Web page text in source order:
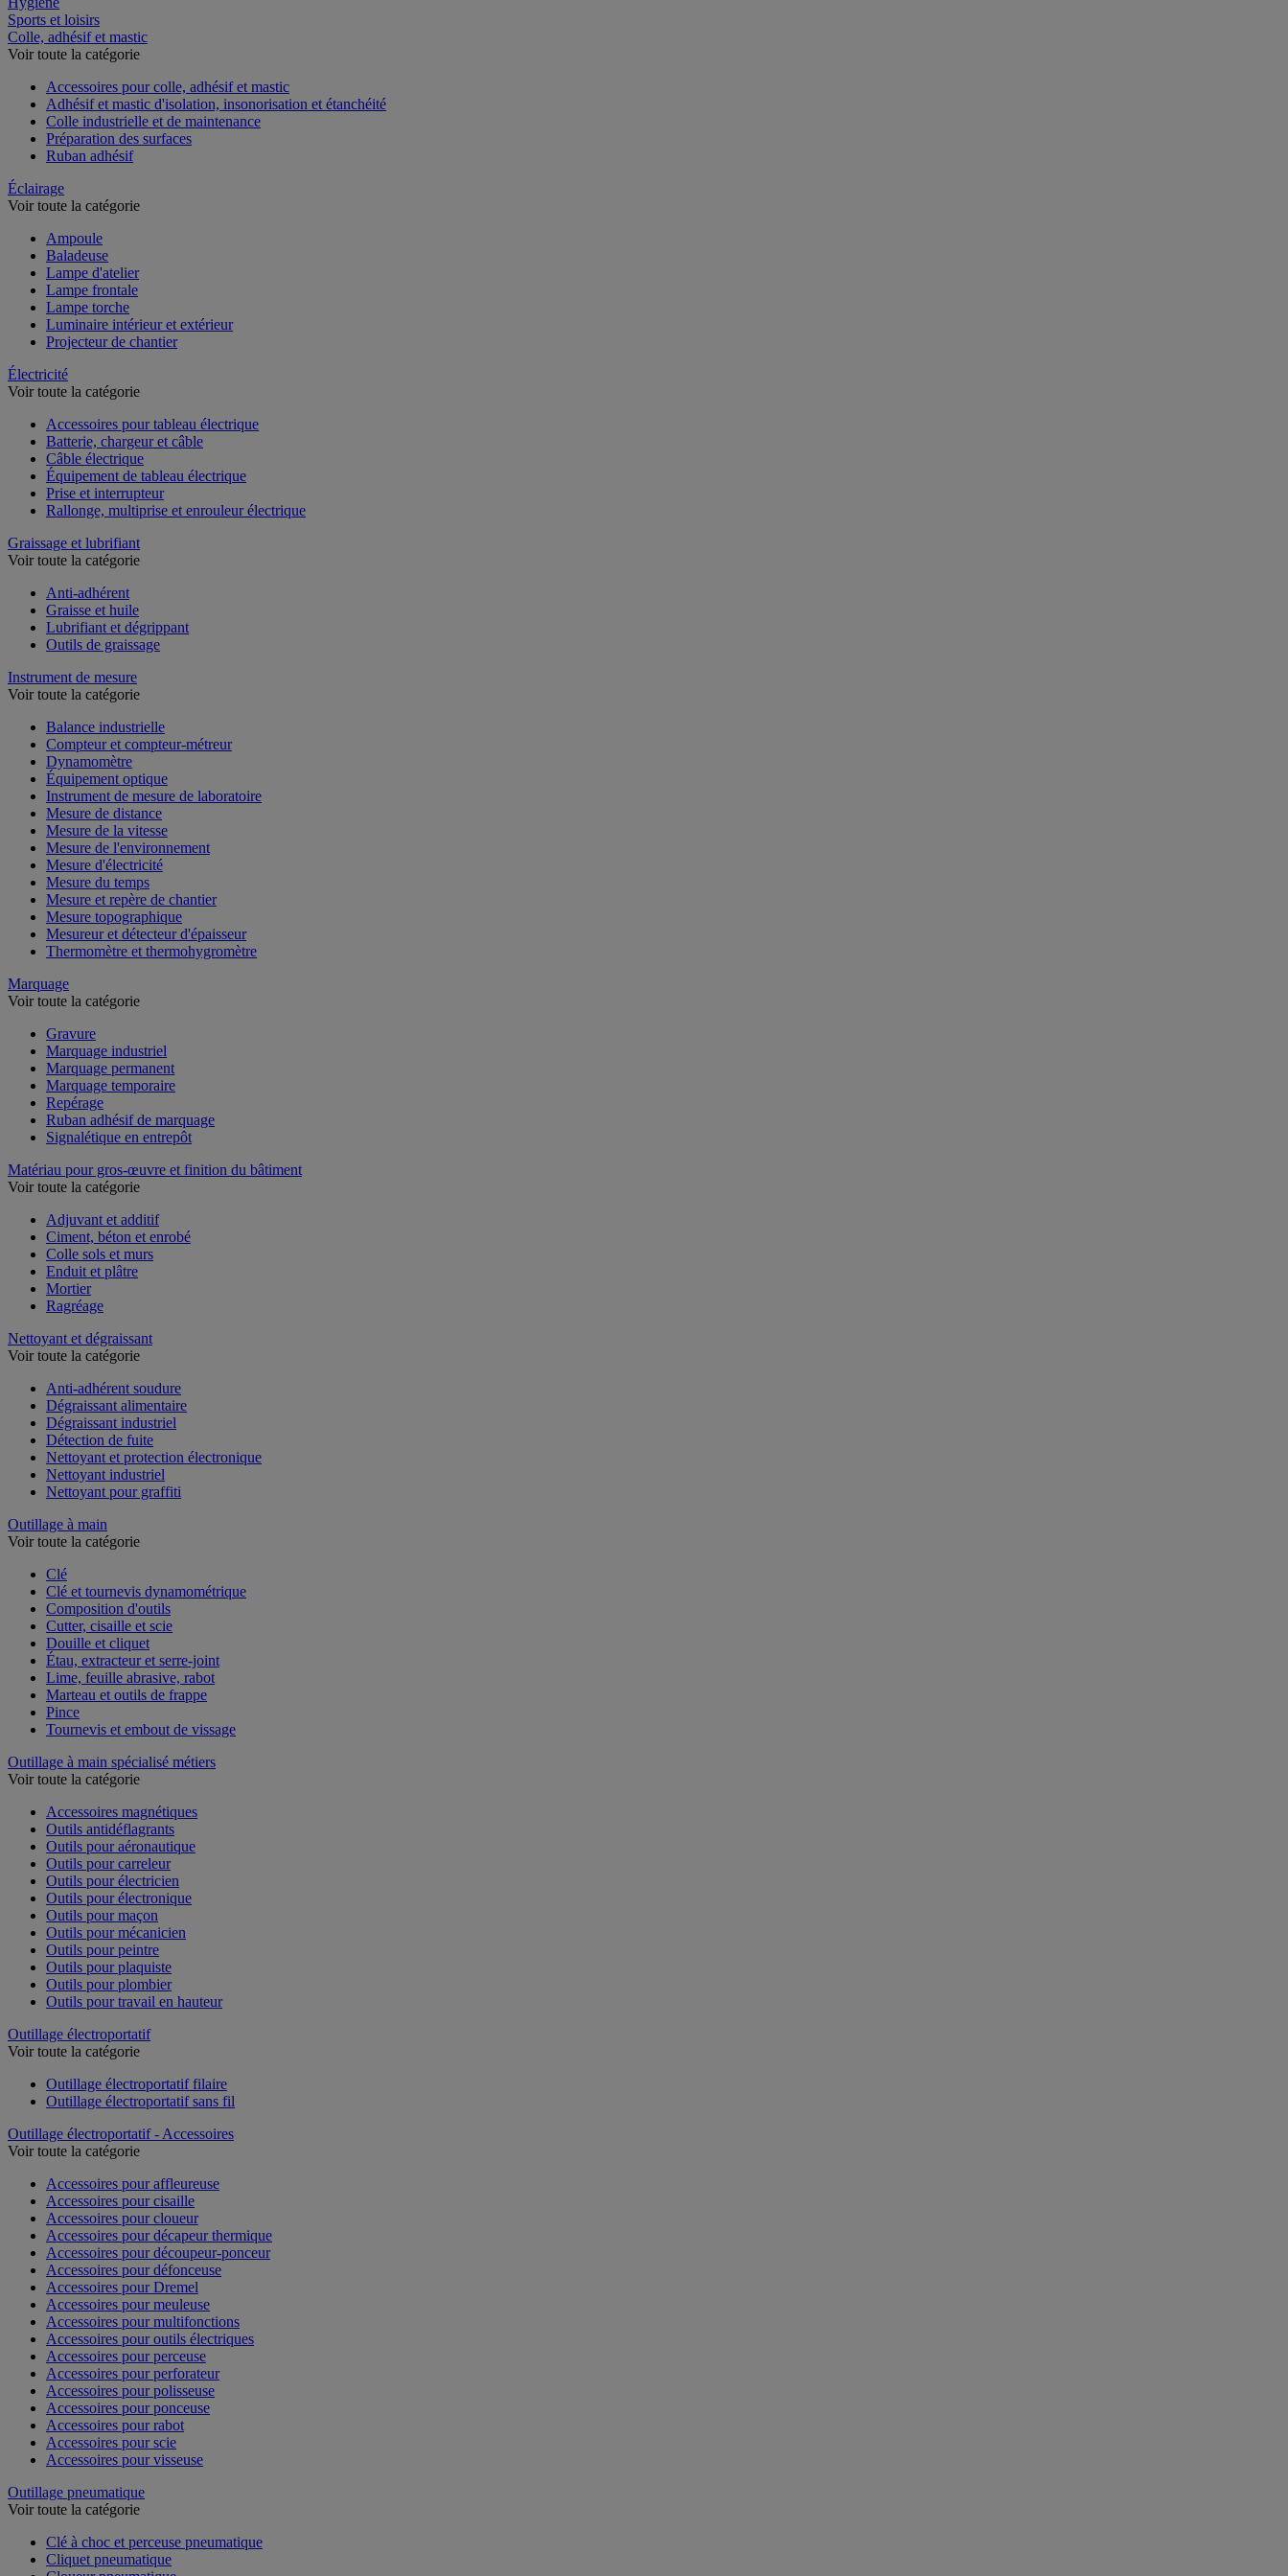
Sports et loisirs
Colle, adhésif et mastic
Voir toute la catégorie
Accessoires pour colle, adhésif et mastic
Adhésif et mastic d'isolation, insonorisation et étanchéité
Colle industrielle et de maintenance
Préparation des surfaces
Ruban adhésif
Éclairage
Voir toute la catégorie
Ampoule
Baladeuse
Lampe d'atelier
Lampe frontale
Lampe torche
Luminaire intérieur et extérieur
Projecteur de chantier
Électricité
Voir toute la catégorie
Accessoires pour tableau électrique
Batterie, chargeur et câble
Câble électrique
Équipement de tableau électrique
Prise et interrupteur
Rallonge, multiprise et enrouleur électrique
Graissage et lubrifiant
Voir toute la catégorie
Anti-adhérent
Graisse et huile
Lubrifiant et dégrippant
Outils de graissage
Instrument de mesure
Voir toute la catégorie
Balance industrielle
Compteur et compteur-métreur
Dynamomètre
Équipement optique
Instrument de mesure de laboratoire
Mesure de distance
Mesure de la vitesse
Mesure de l'environnement
Mesure d'électricité
Mesure du temps
Mesure et repère de chantier
Mesure topographique
Mesureur et détecteur d'épaisseur
Thermomètre et thermohygromètre
Marquage
Voir toute la catégorie
Gravure
Marquage industriel
Marquage permanent
Marquage temporaire
Repérage
Ruban adhésif de marquage
Signalétique en entrepôt
Matériau pour gros-œuvre et finition du bâtiment
Voir toute la catégorie
Adjuvant et additif
Ciment, béton et enrobé
Colle sols et murs
Enduit et plâtre
Mortier
Ragréage
Nettoyant et dégraissant
Voir toute la catégorie
Anti-adhérent soudure
Dégraissant alimentaire
Dégraissant industriel
Détection de fuite
Nettoyant et protection électronique
Nettoyant industriel
Nettoyant pour graffiti
Outillage à main
Voir toute la catégorie
Clé
Clé et tournevis dynamométrique
Composition d'outils
Cutter, cisaille et scie
Douille et cliquet
Étau, extracteur et serre-joint
Lime, feuille abrasive, rabot
Marteau et outils de frappe
Pince
Tournevis et embout de vissage
Outillage à main spécialisé métiers
Voir toute la catégorie
Accessoires magnétiques
Outils antidéflagrants
Outils pour aéronautique
Outils pour carreleur
Outils pour électricien
Outils pour électronique
Outils pour maçon
Outils pour mécanicien
Outils pour peintre
Outils pour plaquiste
Outils pour plombier
Outils pour travail en hauteur
Outillage électroportatif
Voir toute la catégorie
Outillage électroportatif filaire
Outillage électroportatif sans fil
Outillage électroportatif - Accessoires
Voir toute la catégorie
Accessoires pour affleureuse
Accessoires pour cisaille
Accessoires pour cloueur
Accessoires pour décapeur thermique
Accessoires pour découpeur-ponceur
Accessoires pour défonceuse
Accessoires pour Dremel
Accessoires pour meuleuse
Accessoires pour multifonctions
Accessoires pour outils électriques
Accessoires pour perceuse
Accessoires pour perforateur
Accessoires pour polisseuse
Accessoires pour ponceuse
Accessoires pour rabot
Accessoires pour scie
Accessoires pour visseuse
Outillage pneumatique
Voir toute la catégorie
Clé à choc et perceuse pneumatique
Cliquet pneumatique